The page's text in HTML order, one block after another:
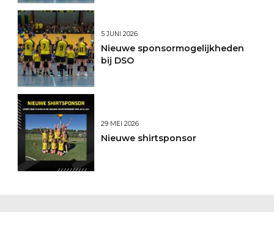
5 JUNI 2026
Nieuwe sponsormogelijkheden
bij DSO
29 MEI 2026
Nieuwe shirtsponsor